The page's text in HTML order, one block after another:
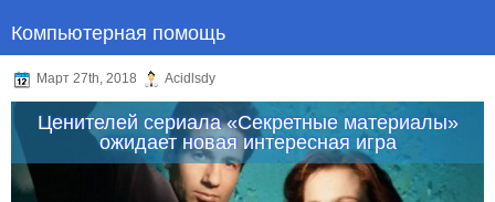
Компьютерная помощь
Март 27th, 2018 Acidlsdy
Ценителей сериала «Секретные материалы»
ожидает новая интересная игра